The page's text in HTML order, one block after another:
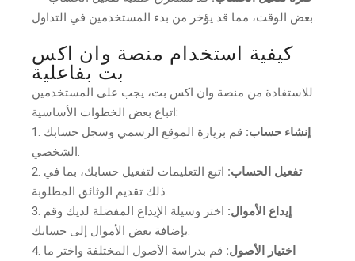
بعض الوقت، مما قد يؤخر من بدء المستخدمين في التداول.
كيفية استخدام منصة وان اكس
بت بفاعلية
للاستفادة من منصة وان اكس بت، يجب على المستخدمين
اتباع بعض الخطوات الأساسية:
إنشاء حساب: قم بزيارة الموقع الرسمي وسجل حسابك
الشخصي.
تفعيل الحساب: اتبع التعليمات لتفعيل حسابك، بما في
ذلك تقديم الوثائق المطلوبة.
إيداع الأموال: اختر وسيلة الإيداع المفضلة لديك وقم
بإضافة بعض الأموال إلى حسابك.
اختيار الأصول: قم بدراسة الأصول المختلفة واختر ما